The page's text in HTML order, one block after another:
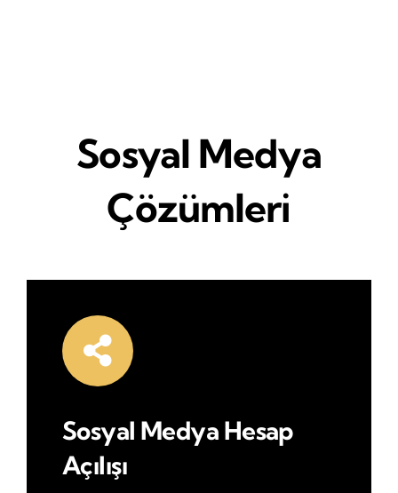
Sosyal Medya
Çözümleri
Sosyal Medya Hesap
Açılışı